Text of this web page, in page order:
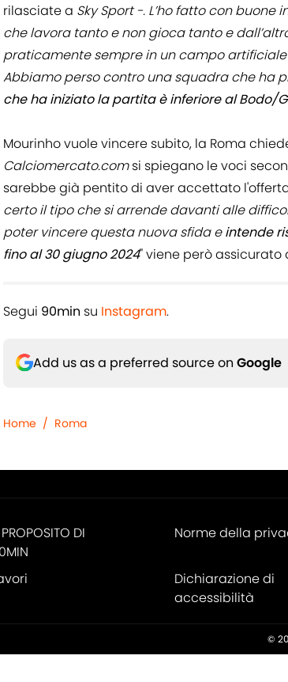
rilasciate a Sky Sport -. L’ho fatto con
che lavora tanto e non gioca tanto e
praticamente sempre in un campo
Abbiamo perso contro una squadra che ha
che ha iniziato la partita è inferiore al Bodo/
Mourinho vuole vincere subito, la Roma
Calciomercato.comsi spiegano le voci
sarebbe già pentito di aver accettato
certo il tipo che si arrende davanti alle
poter vincere questa nuova sfida eintende
fino al 30 giugno 2024" viene però assicurato
Segui 90min su Instagram.
Add us as a preferred source on Google
Home / Roma
DI
Norme della
Dichiarazione di
accessibilità
©